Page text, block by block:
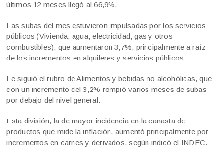
últimos 12 meses llegó al 66,9%.
Las subas del mes estuvieron impulsadas por los servicios
públicos (Vivienda, agua, electricidad, gas y otros
combustibles), que aumentaron 3,7%, principalmente a raíz
de los incrementos en alquileres y servicios públicos.
Le siguió el rubro de Alimentos y bebidas no alcohólicas, que
con un incremento del 3,2% rompió varios meses de subas
por debajo del nivel general.
Esta división, la de mayor incidencia en la canasta de
productos que mide la inflación, aumentó principalmente por
incrementos en carnes y derivados, según indicó el INDEC.